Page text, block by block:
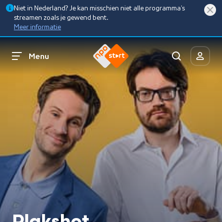
Niet in Nederland? Je kan misschien niet alle programma’s
streamen zoals je gewend bent.
Meer informatie
Menu